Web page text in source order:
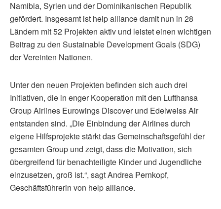
Namibia, Syrien und der Dominikanischen Republik
gefördert. Insgesamt ist help alliance damit nun in 28
Ländern mit 52 Projekten aktiv und leistet einen wichtigen
Beitrag zu den Sustainable Development Goals (SDG)
der Vereinten Nationen.
Unter den neuen Projekten befinden sich auch drei
Initiativen, die in enger Kooperation mit den Lufthansa
Group Airlines Eurowings Discover und Edelweiss Air
entstanden sind. „Die Einbindung der Airlines durch
eigene Hilfsprojekte stärkt das Gemeinschaftsgefühl der
gesamten Group und zeigt, dass die Motivation, sich
übergreifend für benachteiligte Kinder und Jugendliche
einzusetzen, groß ist.“, sagt Andrea Pernkopf,
Geschäftsführerin von help alliance.